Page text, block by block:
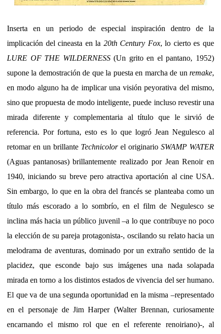
Inserta en un periodo de especial inspiración dentro de la
implicación del cineasta en la 20th Century Fox, lo cierto es que
LURE OF THE WILDERNESS(Un grito en el pantano, 1952)
supone la demostración de que la puesta en marcha de un remake,
en modo alguno ha de implicar una visión peyorativa del mismo,
sino que propuesta de modo inteligente, puede incluso revestir una
mirada diferente y complementaria al título que le sirvió de
referencia. Por fortuna, esto es lo que logró Jean Negulesco al
retomar en un brillante Technicolorel originario SWAMP WATER
(Aguas pantanosas) brillantemente realizado por Jean Renoir en
1940, iniciando su breve pero atractiva aportación al cine USA.
Sin embargo, lo que en la obra del francés se planteaba como un
título más escorado a lo sombrío, en el film de Negulesco se
inclina más hacia un público juvenil –a lo que contribuye no poco
la elección de su pareja protagonista-, oscilando su relato hacia un
melodrama de aventuras, dominado por un extraño sentido de la
placidez, que esconde bajo sus imágenes una nada solapada
mirada en torno a los distintos estados de vivencia del ser humano.
El que va de una segunda oportunidad en la misma –representado
en el personaje de Jim Harper (Walter Brennan, curiosamente
encarnando el mismo rol que en el referente renoiriano)-, al